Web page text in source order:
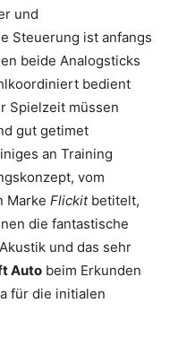
und
Steuerung ist anfangs
beide Analogsticks
bedient
Spielzeit müssen
gut getimet
an Training
vom
Marke Flickitbetitelt,
die fantastische
und das sehr
Auto beim Erkunden
für die initialen